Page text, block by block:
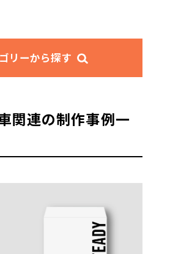
リーから探す
関連の制作事例一